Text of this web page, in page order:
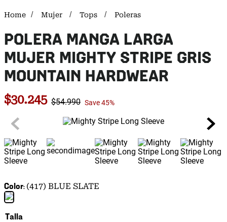
Mujer Tops Poleras
POLERA MANGA LARGA
MUJER MIGHTY STRIPE GRIS
MOUNTAIN HARDWEAR
$30.245 $54.990 Save45%
Color (417) BLUE SLATE
Talla